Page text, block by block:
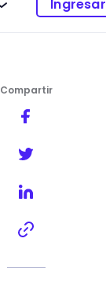
Ingresar
Compartir